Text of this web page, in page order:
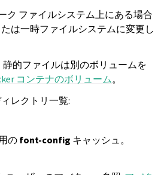
ク ファイルシステム上にある場合
は一時ファイルシステムに変更し
静的ファイルは別のボリュームを
コンテナのボリューム。
レクトリ一覧:
のfont-config キャッシュ。